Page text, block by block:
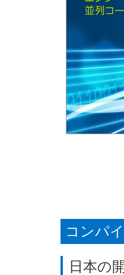
コンパ
日本の